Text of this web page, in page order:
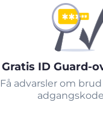
Gratis ID Guard-
Få advarsler om